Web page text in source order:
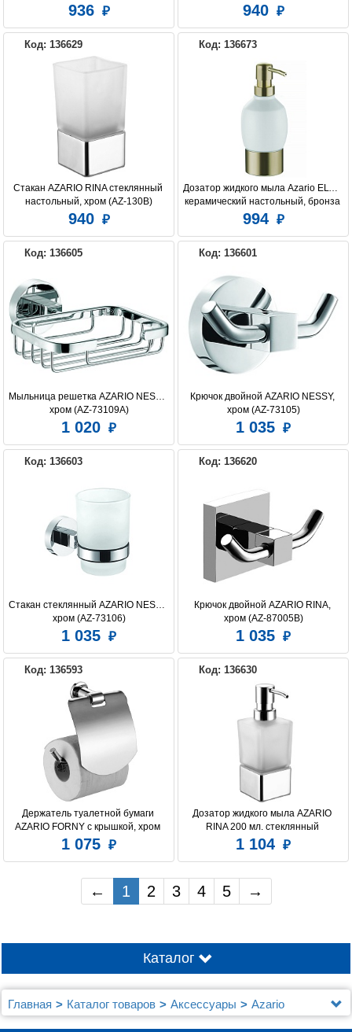
936
(AZ-88310A)
940
Код: 136629
Стакан AZARIO RINA стеклянный
настольный, хром (AZ-130B)
940
Код: 136673
Дозатор жидкого мыла Azario ELVIA
керамический настольный, бронза
(AZ-128-A)
994
Код: 136605
Мыльница решетка AZARIO NESSY,
хром (AZ-73109A)
1 020
Код: 136601
Крючок двойной AZARIO NESSY,
хром (AZ-73105)
1 035
Код: 136603
Стакан стеклянный AZARIO NESSY,
хром (AZ-73106)
1 035
Код: 136620
Крючок двойной AZARIO RINA,
хром (AZ-87005B)
1 035
Код: 136593
Держатель туалетной бумаги
AZARIO FORNY с крышкой, хром
(AZ-88310)
1 075
Код: 136630
Дозатор жидкого мыла AZARIO
RINA 200 мл. стеклянный
настольный, хром (AZ-130C)
1 104
← 1 2 3 4 5 →
Каталог
Главная Каталог товаров Аксессуары Azario